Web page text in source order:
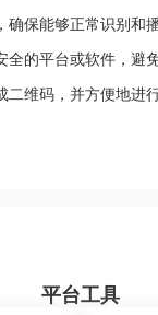
保能够正常识别和播
的平台或软件，避
维码，并方便地进
平台工具